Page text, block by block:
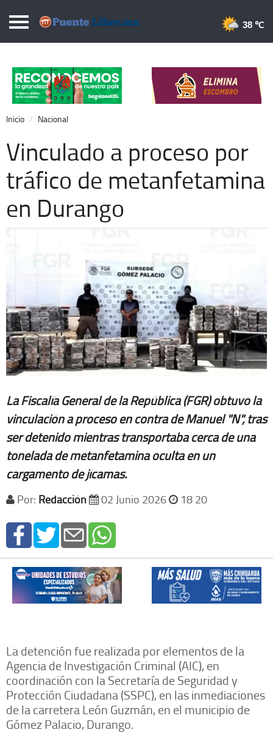
Puentelibre.mx
Local
Nacional
Opinión
Cronos
Economía
Espectáculos
38 ℃
Inicio Nacional
Vinculado a proceso por
tráfico de metanfetamina
en Durango
La Fiscalía General de la República (FGR) obtuvo la
vinculación a proceso en contra de Manuel "N", tras
ser detenido mientras transportaba cerca de una
tonelada de metanfetamina oculta en un
cargamento de jícamas.
Por: Redacción 02 Junio 2026 18 20
La detención fue realizada por elementos de la
Agencia de Investigación Criminal (AIC), en
coordinación con la Secretaría de Seguridad y
Protección Ciudadana (SSPC), en las inmediaciones
de la carretera León Guzmán, en el municipio de
Gómez Palacio, Durango.